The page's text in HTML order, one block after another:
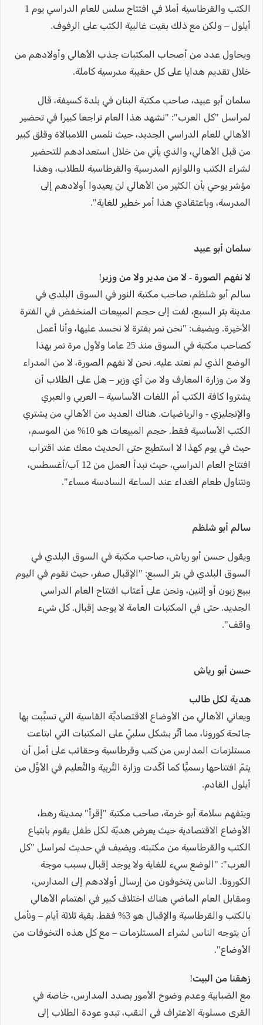
الكتب والقرطاسية أملا في افتتاح سلس للعام الدراسي يوم 1
أيلول – ولكن مع ذلك بقيت غالبية الكتب على الرفوف.
ويحاول عدد من أصحاب المكتبات جذب الأهالي وأولادهم من
خلال تقديم هدايا على كل حقيبة مدرسية كاملة.
سلمان أبو عبيد، صاحب مكتبة البنان في بلدة كسيفة، قال
لمراسل "كل العرب": "نشهد هذا العام تراجعا كبيرا في تحضير
الأهالي للعام الدراسي الجديد، حيث نلمس اللامبالاة وقلق كبير
من قبل الأهالي، والذي يأتي من خلال استعدادهم للتحضير
لشراء الكتب واللوازم المدرسية والقرطاسية للطلاب، وهذا
مؤشر يوحي بأن الكثير من الأهالي لن يعيدوا أولادهم إلى
المدرسة، وباعتقادي هذا أمر خطير للغاية".
سلمان أبو عبيد
لا نفهم الصورة - لا من مدير ولا من وزير!
سالم أبو شلظم، صاحب مكتبة النور في السوق البلدي في
مدينة بئر السبع، لفت إلى حجم المبيعات المنخفض في الفترة
الأخيرة. ويضيف: "نحن نمر بفترة لا نحسد عليها، وأنا أعمل
كصاحب مكتبة في السوق منذ 25 عاما ولأول مرة نمر بهذا
الوضع الذي لم نعتد عليه. نحن لا نفهم الصورة، لا من المدراء
ولا من وزارة المعارف ولا من أي وزير – هل على الطلاب أن
يشتروا كافة الكتب أم اللغات الأساسية – العربي والعبري
والإنجليزي - والرياضيات. هناك العديد من الأهالي من يشتري
الكتب الأساسية فقط. حجم المبيعات هو 10% من الموسم،
حيث في يوم كهذا لا استطيع حتى الحديث معك عند اقتراب
افتتاح العام الدراسي، حيث نبدأ العمل من 12 آب/أغسطس،
ونتناول طعام الغداء عند الساعة السادسة مساء".
سالم أبو شلظم
ويقول حسن أبو رياش، صاحب مكتبة في السوق البلدي في
السوق البلدي في بئر السبع: "الإقبال صفر، حيث تقوم في اليوم
ببيع زبون أو إثنين، ونحن على أعتاب افتتاح العام الدراسي
الجديد. حتى في المكتبات العامة لا يوجد إقبال. كل شيء
واقف".
حسن أبو رياش
هدية لكل طالب
ويعاني الأهالي من الأوضاع الاقتصاديَّة القاسية التي تسبَّبت بها
جائحة كورونا، مما أثَّر بشكل سلبيّ على المكتبات التي ابتاعت
مستلزمات المدارس من كتب وقرطاسية وحقائب على أمل أن
يتمّ افتتاحها رسميًّا كما أكَّدت وزارة التَّربية والتَّعليم في الأوَّل من
أيلول القادم.
ويتفهم سلامة أبو خرمة، صاحب مكتبة "إقرأ" بمدينة رهط،
الأوضاع الاقتصادية حيث يعرض هديّة لكل طفل يقوم بابتياع
الكتب والقرطاسية من مكتبته. ويضيف في حديث لمراسل "كل
العرب": "الوضع سيء للغاية ولا يوجد إقبال بسبب موجة
الكورونا. الناس يتخوفون من إرسال أولادهم إلى المدارس،
ومقابل العام الماضي هناك اختلاف كبير في اهتمام الأهالي
بالكتب والقرطاسية والإقبال هو 3% فقط. بقية ثلاثة أيام – ونأمل
أن يتوجه الناس لشراء المستلزمات – مع كل هذه التخوفات من
الأوضاع".
زهقنا من البيت!
مع الضبابية وعدم وضوح الأمور بصدد المدارس، خاصة في
القرى مسلوبة الاعتراف في النقب، تبدو عودة الطلاب إلى